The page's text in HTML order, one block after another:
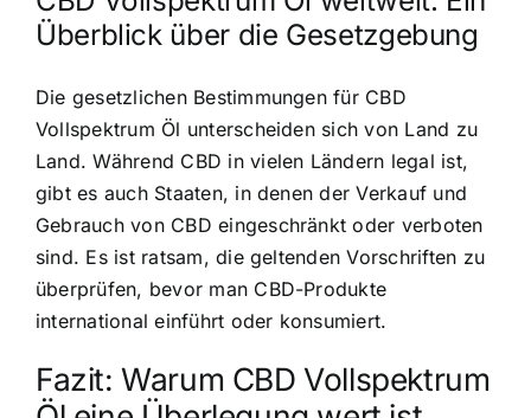
Überblick über die Gesetzgebung
Die gesetzlichen Bestimmungen für CBD
Vollspektrum Öl unterscheiden sich von Land zu
Land. Während CBD in vielen Ländern legal ist,
gibt es auch Staaten, in denen der Verkauf und
Gebrauch von CBD eingeschränkt oder verboten
sind. Es ist ratsam, die geltenden Vorschriften zu
überprüfen, bevor man CBD-Produkte
international einführt oder konsumiert.
Fazit: Warum CBD Vollspektrum